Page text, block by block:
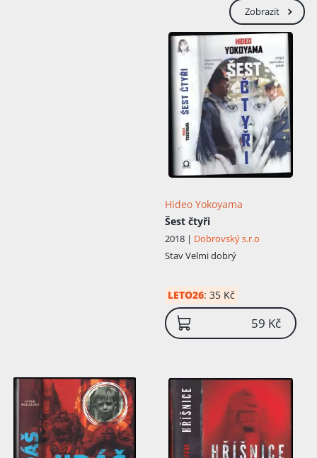
Zobrazit
Hideo Yokoyama
Šest čtyři
2018 | Dobrovský s.r.o
StavVelmi dobrý
LETO26: 35 Kč
59 Kč